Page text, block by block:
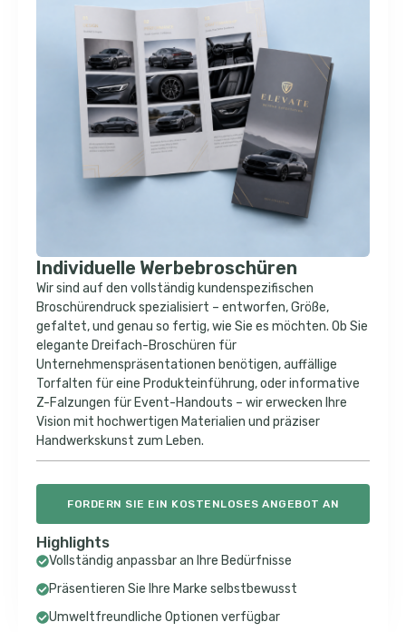
Individuelle Werbebroschüren
Wir sind auf den vollständig kundenspezifischen
Broschürendruck spezialisiert – entworfen, Größe,
gefaltet, und genau so fertig, wie Sie es möchten. Ob Sie
elegante Dreifach-Broschüren für
Unternehmenspräsentationen benötigen, auffällige
Torfalten für eine Produkteinführung, oder informative
Z-Falzungen für Event-Handouts – wir erwecken Ihre
Vision mit hochwertigen Materialien und präziser
Handwerkskunst zum Leben.
FORDERN SIE EIN KOSTENLOSES ANGEBOT AN
Highlights
Vollständig anpassbar an Ihre Bedürfnisse
Präsentieren Sie Ihre Marke selbstbewusst
Umweltfreundliche Optionen verfügbar